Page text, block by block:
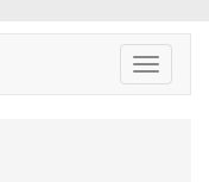
Toggle